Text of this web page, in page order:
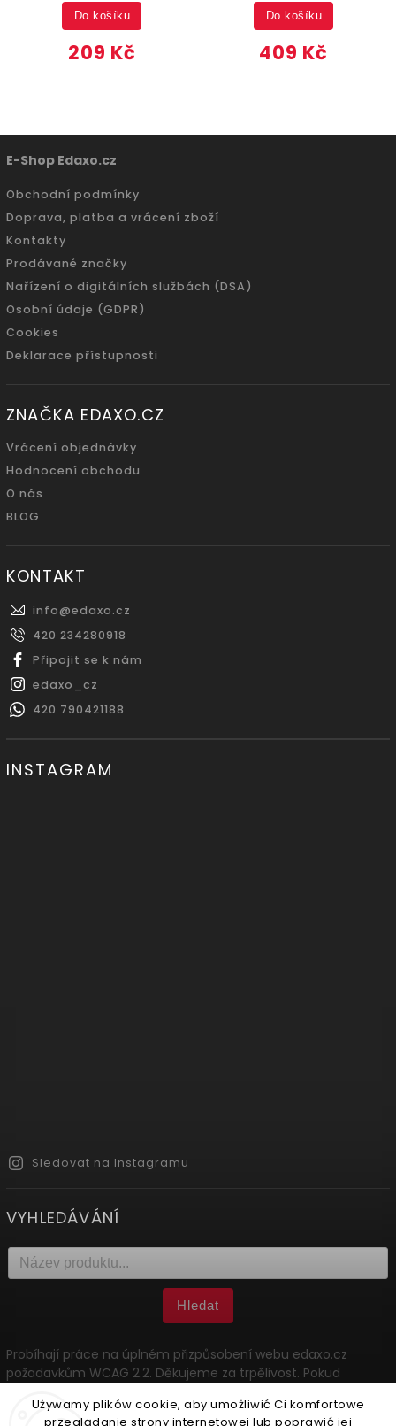
Używamy plików cookie, aby umożliwić Ci komfortowe
przeglądanie strony internetowej lub poprawić jej
209 Kč
Do košíku
409 Kč
Do košíku
E-Shop Edaxo.cz
Obchodní podmínky
Doprava, platba a vrácení zboží
Kontakty
Prodávané značky
Nařízení o digitálních službách (DSA)
Osobní údaje (GDPR)
Cookies
Deklarace přístupnosti
ZNAČKA EDAXO.CZ
Vrácení objednávky
Hodnocení obchodu
O nás
BLOG
KONTAKT
info@edaxo.cz
420 234280918
Připojit se k nám
edaxo_cz
420 790421188
INSTAGRAM
Sledovat na Instagramu
VYHLEDÁVÁNÍ
Hledat
Probíhají práce na úplném přizpůsobení webu edaxo.cz
požadavkům WCAG 2.2. Děkujeme za trpělivost. Pokud